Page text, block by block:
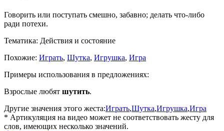
Говорить или поступать смешно, забавно; делать что-либо
ради потехи.
Тематика: Действия и состояние
Похожие: Играть, Шутка, Игрушка, Игра
Примеры использования в предложениях:
Взрослые любят шутить.
Другие значения этого жеста:Играть,Шутка,Игрушка,Игра
* Артикуляция на видео может не соответствовать жесту для
слов, имеющих несколько значений.